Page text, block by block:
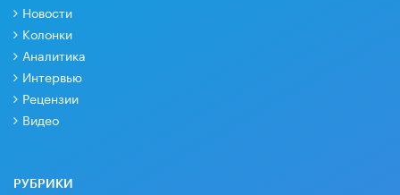
Новости
Колонки
Аналитика
Интервью
Рецензии
Видео
РУБРИКИ